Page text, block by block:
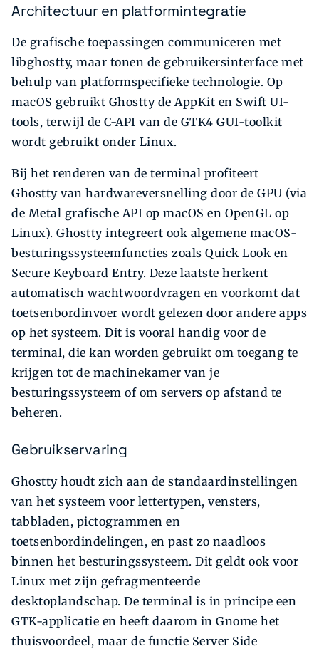
Architectuur en platformintegratie
De grafische toepassingen communiceren met
libghostty, maar tonen de gebruikersinterface met
behulp van platformspecifieke technologie. Op
macOS gebruikt Ghostty de AppKit en Swift UI-
tools, terwijl de C-API van de GTK4 GUI-toolkit
wordt gebruikt onder Linux.
Bij het renderen van de terminal profiteert
Ghostty van hardwareversnelling door de GPU (via
de Metal grafische API op macOS en OpenGL op
Linux). Ghostty integreert ook algemene macOS-
besturingssysteemfuncties zoals Quick Look en
Secure Keyboard Entry. Deze laatste herkent
automatisch wachtwoordvragen en voorkomt dat
toetsenbordinvoer wordt gelezen door andere apps
op het systeem. Dit is vooral handig voor de
terminal, die kan worden gebruikt om toegang te
krijgen tot de machinekamer van je
besturingssysteem of om servers op afstand te
beheren.
Gebruikservaring
Ghostty houdt zich aan de standaardinstellingen
van het systeem voor lettertypen, vensters,
tabbladen, pictogrammen en
toetsenbordindelingen, en past zo naadloos
binnen het besturingssysteem. Dit geldt ook voor
Linux met zijn gefragmenteerde
desktoplandschap. De terminal is in principe een
GTK-applicatie en heeft daarom in Gnome het
thuisvoordeel, maar de functie Server Side